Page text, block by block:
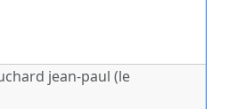
jean-paul (le